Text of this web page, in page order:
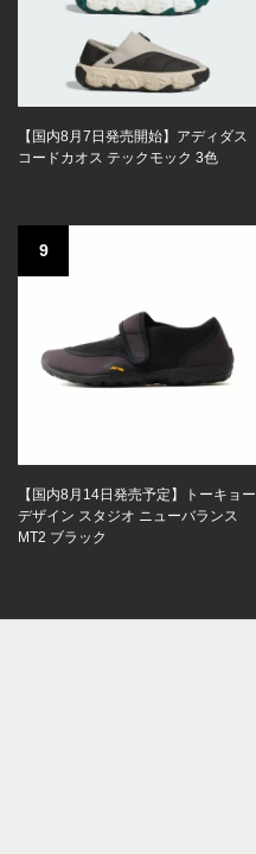
【国内8月7日発売開始】アディダス
コードカオス テックモック 3色
9
【国内8月14日発売予定】トーキョー
デザイン スタジオ ニューバランス
MT2 ブラック